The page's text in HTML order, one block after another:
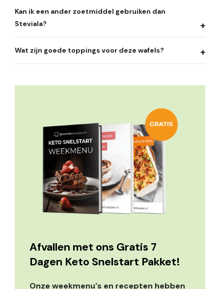
Kan ik een ander zoetmiddel gebruiken dan
Steviala?
Wat zijn goede toppings voor deze wafels?
Afvallen met ons Gratis 7
Dagen Keto Snelstart Pakket!
Onze weekmenu's en recepten hebben